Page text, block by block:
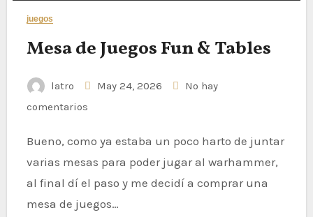
juegos
Mesa de Juegos Fun & Tables
latro May 24, 2026
No hay
comentarios
Bueno, como ya estaba un poco harto de juntar
varias mesas para poder jugar al warhammer,
al final dí el paso y me decidí a comprar una
mesa de juegos…